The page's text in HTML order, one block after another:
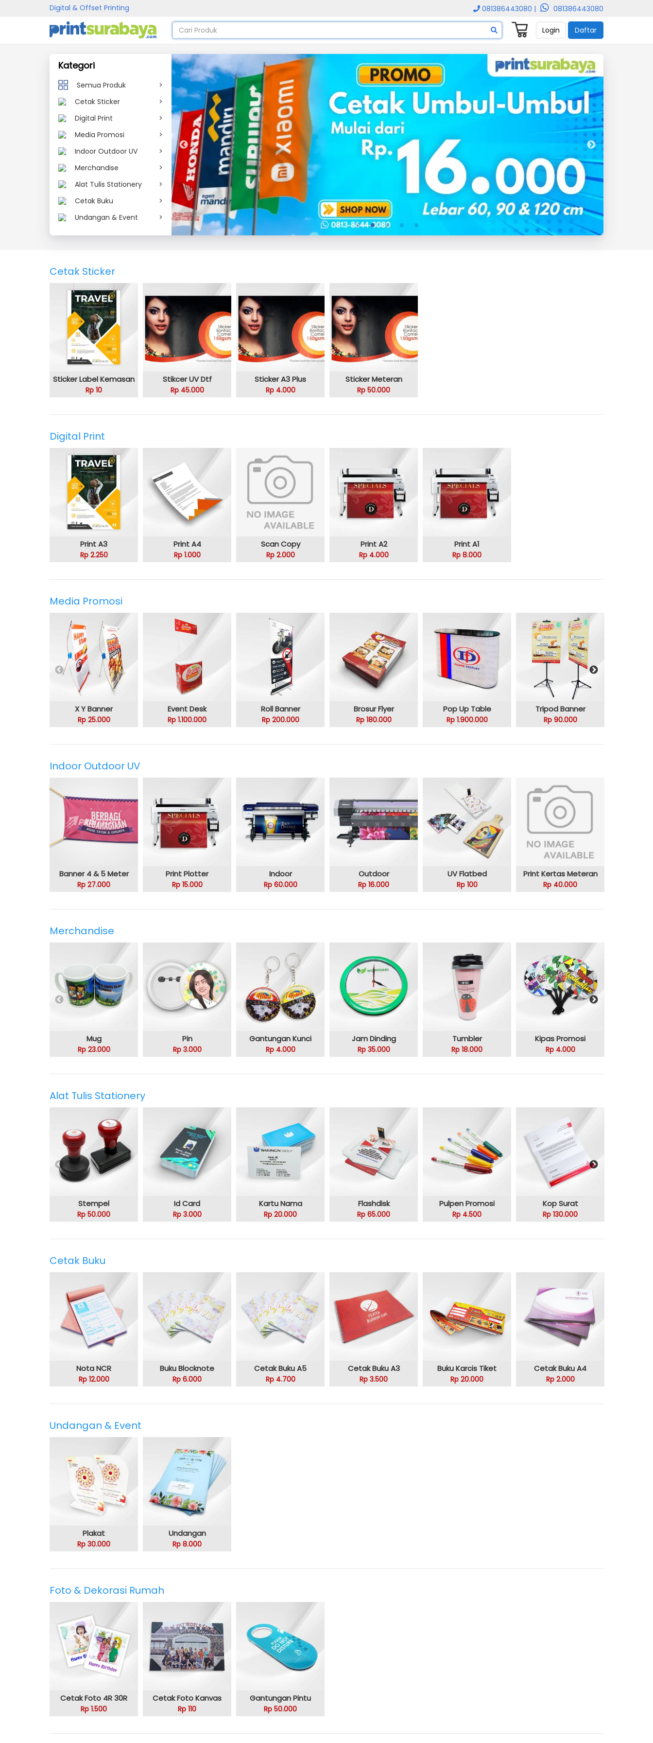
Digital & Offset Printing 081386443080 | 081386443080
Login Daftar
Kategori
Semua Produk
>
Cetak Sticker
>
Digital Print
>
Media Promosi
>
Indoor Outdoor UV
>
Merchandise
>
Alat Tulis Stationery
>
Cetak Buku
>
Undangan & Event
>
Cetak Sticker
Sticker Label Kemasan
Rp 10
Stikcer UV Dtf
Rp 45.000
Sticker A3 Plus
Rp 4.000
Sticker Meteran
Rp 50.000
Digital Print
Print A3
Rp 2.250
Print A4
Rp 1.000
Scan Copy
Rp 2.000
Print A2
Rp 4.000
Print A1
Rp 8.000
Media Promosi
X Y Banner
Rp 25.000
Event Desk
Rp 1.100.000
Roll Banner
Rp 200.000
Brosur Flyer
Rp 180.000
Pop Up Table
Rp 1.900.000
Tripod Banner
Rp 90.000
Indoor Outdoor UV
Banner 4 & 5 Meter
Rp 27.000
Print Plotter
Rp 15.000
Indoor
Rp 60.000
Outdoor
Rp 16.000
UV Flatbed
Rp 100
Print Kertas Meteran
Rp 40.000
Merchandise
Mug
Rp 23.000
Pin
Rp 3.000
Gantungan Kunci
Rp 4.000
Jam Dinding
Rp 35.000
Tumbler
Rp 18.000
Kipas Promosi
Rp 4.000
Alat Tulis Stationery
Stempel
Rp 50.000
Id Card
Rp 3.000
Kartu Nama
Rp 20.000
Flashdisk
Rp 65.000
Pulpen Promosi
Rp 4.500
Kop Surat
Rp 130.000
Cetak Buku
Nota NCR
Rp 12.000
Buku Blocknote
Rp 6.000
Cetak Buku A5
Rp 4.700
Cetak Buku A3
Rp 3.500
Buku Karcis Tiket
Rp 20.000
Cetak Buku A4
Rp 2.000
Undangan & Event
Plakat
Rp 30.000
Undangan
Rp 8.000
Foto & Dekorasi Rumah
Cetak Foto 4R 30R
Rp 1.500
Cetak Foto Kanvas
Rp 110
Gantungan Pintu
Rp 50.000